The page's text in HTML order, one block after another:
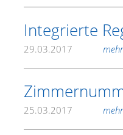
Integrierte
29.03.2017
25.03.2017